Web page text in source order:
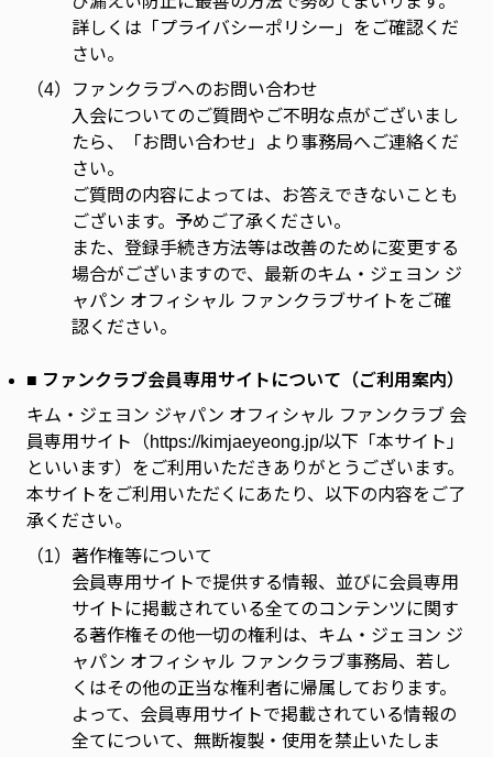
詳しくは「プライバシーポリシー」をご確認くだ
さい。
（4）
ファンクラブへのお問い合わせ
入会についてのご質問やご不明な点がございまし
たら、「お問い合わせ」より事務局へご連絡くだ
さい。
ご質問の内容によっては、お答えできないことも
ございます。予めご了承ください。
また、登録手続き方法等は改善のために変更する
場合がございますので、最新のキム・ジェヨン ジ
ャパン オフィシャル ファンクラブサイトをご確
認ください。
■ ファンクラブ会員専用サイトについて（ご利用案内）
キム・ジェヨン ジャパン オフィシャル ファンクラブ 会
員専用サイト（https://kimjaeyeong.jp/以下「本サイト」
といいます）をご利用いただきありがとうございます。
本サイトをご利用いただくにあたり、以下の内容をご了
承ください。
（1） 著作権等について
会員専用サイトで提供する情報、並びに会員専用
サイトに掲載されている全てのコンテンツに関す
る著作権その他一切の権利は、キム・ジェヨン ジ
ャパン オフィシャル ファンクラブ事務局、若し
くはその他の正当な権利者に帰属しております。
よって、会員専用サイトで掲載されている情報の
全てについて、無断複製・使用を禁止いたしま